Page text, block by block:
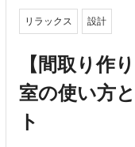
リラックス 設計
【間取り作
室の使い方
ト